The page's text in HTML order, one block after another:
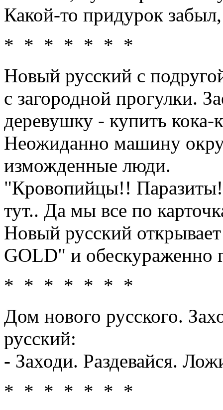
Какой-то пpидypок
* * * * * * *
Новый русский с
с загородной прогулки.
деревушку - купить кока-
Неожиданно машину
изможденные люди.
"Кровопийцы!!
тут.. Да мы все по
Новый русский
GOLD" и обескураженно
* * * * * * *
Дом нового русского.
русский:
- Заходи. Раздевайся.
* * * * * * *